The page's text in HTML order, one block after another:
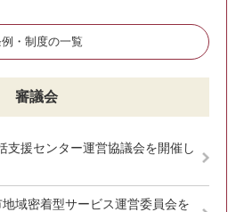
・制度の一覧
審議会
支援センター運営協議会を開催し
域密着型サービス運営委員会を